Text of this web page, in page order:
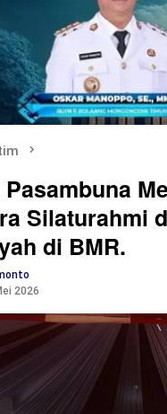
Silaturahmi
di BMR.
2026